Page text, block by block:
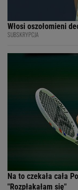
Włosi oszołomieni
SUBSKRYPCJA
Na to czekała cała
"Rozpłakałam się"